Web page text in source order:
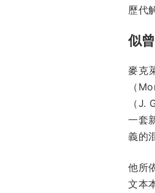
歷代
似
麥克
（
（J.
一套
義的
他所
文本